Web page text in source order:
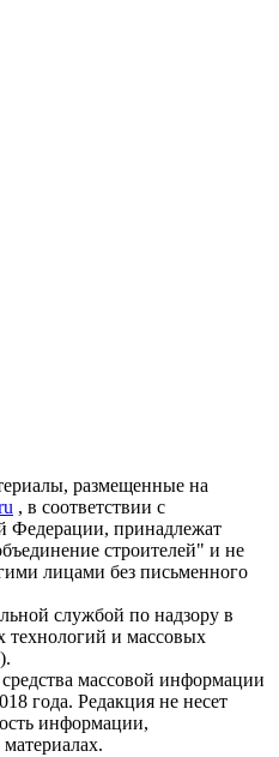
размещенные на
, в соответствии с
Федерации, принадлежат
строителей" и не
лицами без письменного
службой по надзору в
технологий и массовых
массовой информации
года. Редакция не несет
информации,